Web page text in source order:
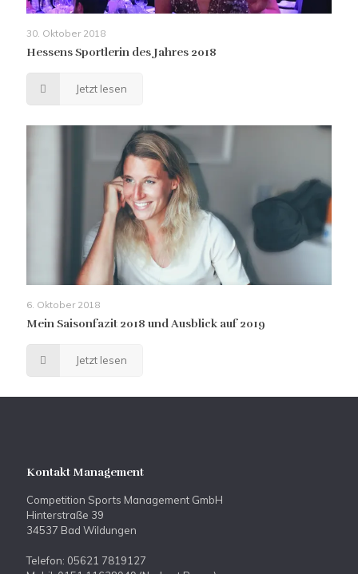
30. Oktober 2018
Hessens Sportlerin des Jahres 2018
Jetzt lesen
6. Oktober 2018
Mein Saisonfazit 2018 und Ausblick auf 2019
Jetzt lesen
Kontakt Management
Competition Sports Management GmbH
Hinterstraße 39
34537 Bad Wildungen
Telefon: 05621 7819127